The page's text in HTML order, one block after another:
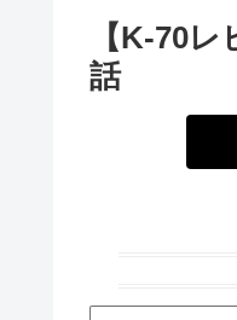
【K-70
話